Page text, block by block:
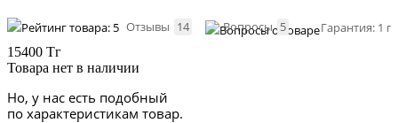
Отзывы 14 Вопросы 5 Гарантия: 1
15400 Тг
Товара нет в наличии
Но, у нас есть подобный
по характеристикам товар.